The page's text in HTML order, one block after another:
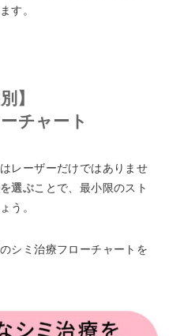
す。
】
チャート
レーザーだけではありませ
選ぶことで、最小限のスト
う。
シミ治療フローチャートを